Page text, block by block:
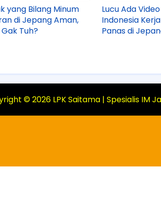
yang Bilang Minum
di Jepang Aman,
Tuh?
Lucu Ada
Indonesia
Panas di
©2026 LPK Saitama | Spesialis IM